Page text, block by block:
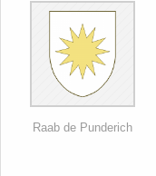
Raab de Punderich